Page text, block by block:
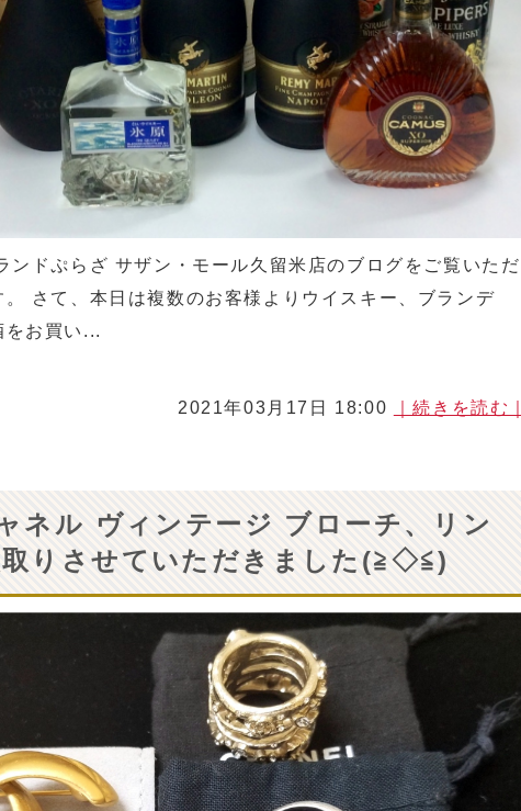
ンドぷらざ サザン・モール久留米店のブログをご覧いただ
さて、本日は複数のお客様よりウイスキー、ブランデ
をお買い...
2021年03月17日 18:00 ｜続きを読む｜
ネル ヴィンテージ ブローチ、リン
りさせていただきました(≧◇≦)